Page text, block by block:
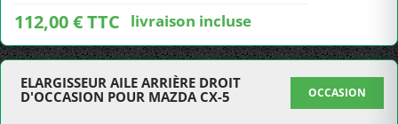
112,00 € TTC livraison incluse
ELARGISSEUR AILE ARRIÈRE DROIT
D'OCCASION POUR MAZDA CX-5
OCCASION